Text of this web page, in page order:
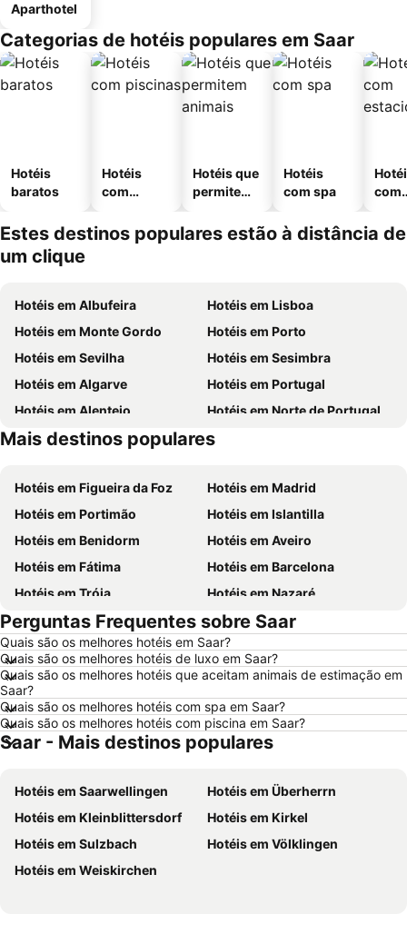
Aparthotel
Categorias de hotéis populares em Saar
Hotéis
baratos
Hotéis
com
Hotéis que
permitem
Hotéis
com spa
com
Estes destinos populares estão à distância de
um clique
Hotéis em Albufeira
Hotéis em Lisboa
Hotéis em Monte Gordo
Hotéis em Porto
Hotéis em Sevilha
Hotéis em Sesimbra
Hotéis em Algarve
Hotéis em Portugal
Hotéis em Alentejo
Hotéis em Norte de Portugal
Hotéis em Madeira
Hotéis em Espanha
Mais destinos populares
Hotéis em Figueira da Foz
Hotéis em Madrid
Hotéis em Portimão
Hotéis em Islantilla
Hotéis em Benidorm
Hotéis em Aveiro
Hotéis em Fátima
Hotéis em Barcelona
Hotéis em Tróia
Hotéis em Nazaré
Hotéis em Évora
Hotéis em Peniche
Hotéis em Porto Santo
Hotéis em Isla Canela
Hotéis em Sangenjo
Hotéis em Vila Nova de Milfontes
Hotéis em Vilamoura
Hotéis em Vigo
Hotéis em Roma
Hotéis em Centro de Portugal
Hotéis em Sul de Espanha
Hotéis em Málaga
Hotéis em Costa da Luz
Perguntas Frequentes sobre Saar
Quais são os melhores hotéis em Saar?
Quais são os melhores hotéis de luxo em Saar?
Quais são os melhores hotéis que aceitam animais de estimação em
Saar?
Quais são os melhores hotéis com spa em Saar?
Quais são os melhores hotéis com piscina em Saar?
Saar - Mais destinos populares
Hotéis em Saarwellingen
Hotéis em Überherrn
Hotéis em Kleinblittersdorf
Hotéis em Kirkel
Hotéis em Sulzbach
Hotéis em Völklingen
Hotéis em Weiskirchen